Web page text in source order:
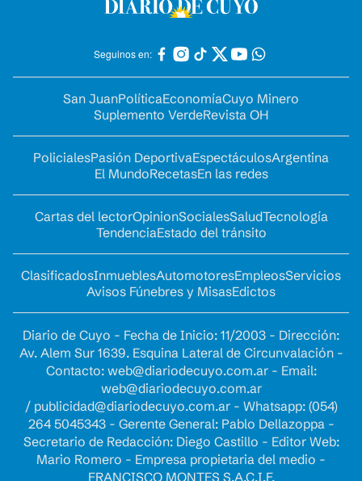
Seguinos en:
San JuanPolíticaEconomíaCuyo Minero
Suplemento VerdeRevista OH
PolicialesPasión DeportivaEspectáculosArgentina
El MundoRecetasEn las redes
Cartas del lectorOpinionSocialesSaludTecnología
TendenciaEstado del tránsito
ClasificadosInmueblesAutomotoresEmpleosServicios
Avisos Fúnebres y MisasEdictos
Diario de Cuyo - Fecha de Inicio: 11/2003 - Dirección:
Av. Alem Sur 1639. Esquina Lateral de Circunvalación -
Contacto: web@diariodecuyo.com.ar- Email:
web@diariodecuyo.com.ar
/ publicidad@diariodecuyo.com.ar- Whatsapp: (054)
264 5045343 - Gerente General: Pablo Dellazoppa -
Secretario de Redacción: Diego Castillo - Editor Web:
Mario Romero - Empresa propietaria del medio -
FRANCISCO MONTES S.A.C.I.F.